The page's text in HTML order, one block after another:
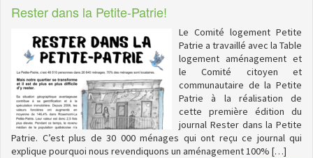
Rester dans la Petite-Patrie!
Le Comité logement Petite
Patrie a travaillé avec la Table
logement aménagement et
le Comité citoyen et
communautaire de la Petite
Patrie à la réalisation de
cette première édition du
journal Rester dans la Petite
Patrie. C’est plus de 30 000 ménages qui ont reçu ce journal qui
explique pourquoi nous revendiquons un aménagement 100% […]